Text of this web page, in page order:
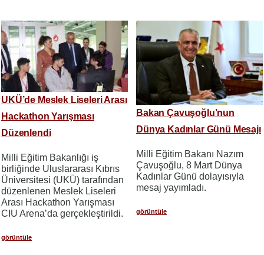
UKÜ’de Meslek Liseleri Arası
Hackathon Yarışması
Düzenlendi
Milli Eğitim Bakanlığı iş
birliğinde Uluslararası Kıbrıs
Üniversitesi (UKÜ) tarafından
düzenlenen Meslek Liseleri
Arası Hackathon Yarışması
CIU Arena’da gerçekleştirildi.
görüntüle
Bakan Çavuşoğlu’nun
Dünya Kadınlar Günü Mesajı
Milli Eğitim Bakanı Nazım
Çavuşoğlu, 8 Mart Dünya
Kadınlar Günü dolayısıyla
mesaj yayımladı.
görüntüle